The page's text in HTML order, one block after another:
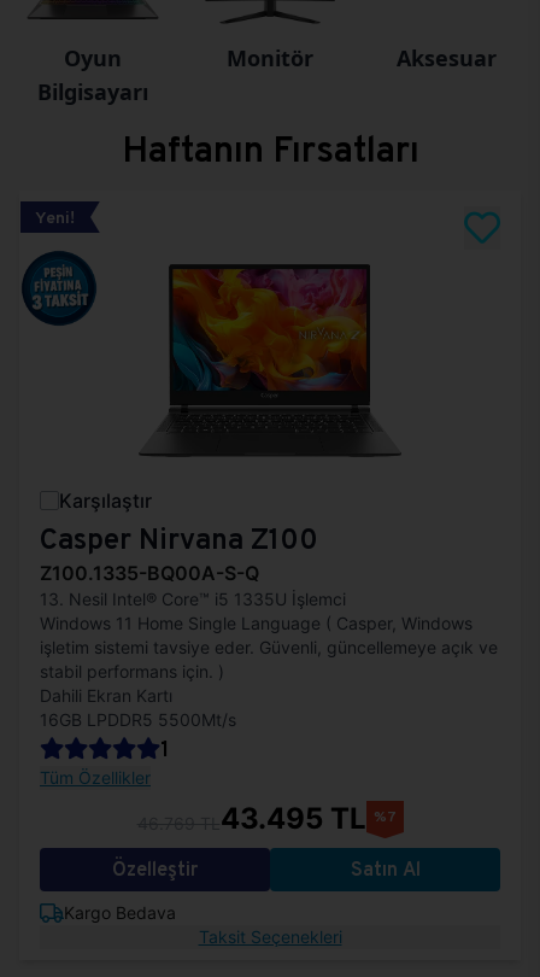
Oyun
Bilgisayarı
Monitör Aksesuar
Haftanın Fırsatları
Yeni!
Karşılaştır
Casper Nirvana Z100
Z100.1335-BQ00A-S-Q
13. Nesil Intel® Core™ i5 1335U İşlemci
Windows 11 Home Single Language ( Casper, Windows
işletim sistemi tavsiye eder. Güvenli, güncellemeye açık ve
stabil performans için. )
Dahili Ekran Kartı
16GB LPDDR5 5500Mt/s
1
Tüm Özellikler
43.495 TL %7
Özelleştir Satın Al
Kargo Bedava
Taksit Seçenekleri